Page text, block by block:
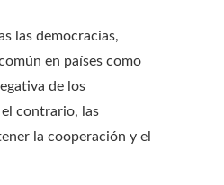
las democracias,
en países como
de los
contrario, las
la cooperación y el